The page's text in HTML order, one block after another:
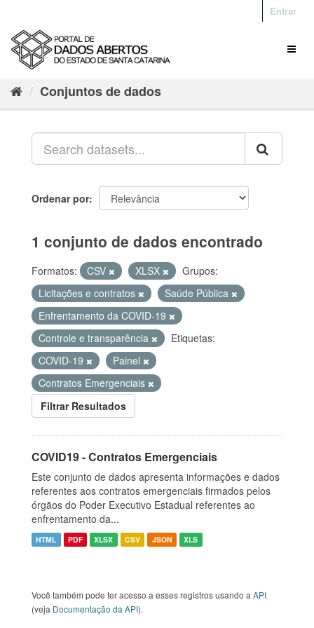
Entrar
Conjuntos de dados
Ordenar por
1 conjunto de dados encontrado
Formatos: CSV XLSX
Grupos:
Licitações e contratos
Saúde Pública
Enfrentamento da COVID-19
Controle e transparência
Etiquetas:
COVID-19
Painel
Contratos Emergenciais
Filtrar Resultados
COVID19 - Contratos Emergenciais
Este conjunto de dados apresenta informações e dados
referentes aos contratos emergenciais firmados pelos
órgãos do Poder Executivo Estadual referentes ao
enfrentamento da...
HTML PDF XLSX CSV JSON XLS
Você também pode ter acesso a esses registros usando a API
(veja Documentação da API).